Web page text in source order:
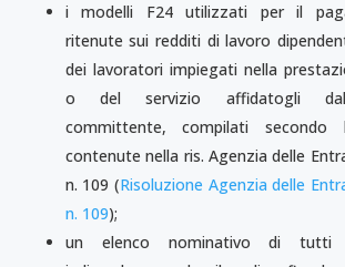
i modelli F24 utilizzati per il
ritenute sui redditi di lavoro
dei lavoratori impiegati nella
o del servizio affidatogli dal
committente, compilati secondo
contenute nella ris. Agenzia delle
n. 109 (Risoluzione Agenzia delle
n. 109);
un elenco nominativo di tutti